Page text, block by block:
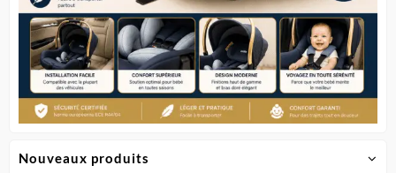
Nouveaux produits